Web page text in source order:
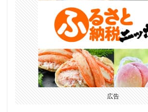
広告